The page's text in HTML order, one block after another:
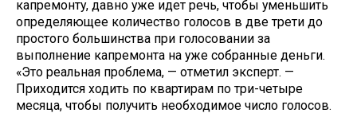
капремонту, давно уже идет речь, чтобы уменьшить
определяющее количество голосов в две трети до
простого большинства при голосовании за
выполнение капремонта на уже собранные деньги.
«Это реальная проблема, — отметил эксперт. —
Приходится ходить по квартирам по три-четыре
месяца, чтобы получить необходимое число голосов.